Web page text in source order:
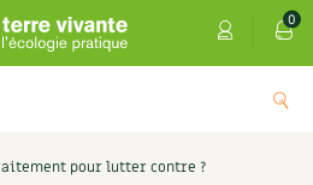
0
pour lutter contre ?